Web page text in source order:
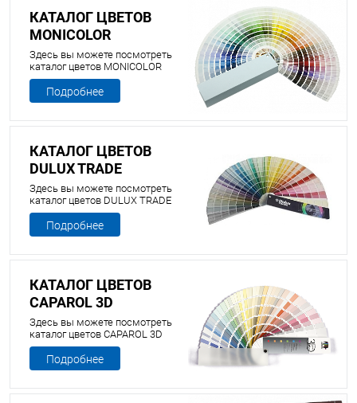
КАТАЛОГ ЦВЕТОВ
MONICOLOR
Здесь вы можете посмотреть
каталог цветов MONICOLOR
Подробнее
КАТАЛОГ ЦВЕТОВ
DULUX TRADE
Здесь вы можете посмотреть
каталог цветов DULUX TRADE
Подробнее
КАТАЛОГ ЦВЕТОВ
CAPAROL 3D
Здесь вы можете посмотреть
каталог цветов CAPAROL 3D
Подробнее